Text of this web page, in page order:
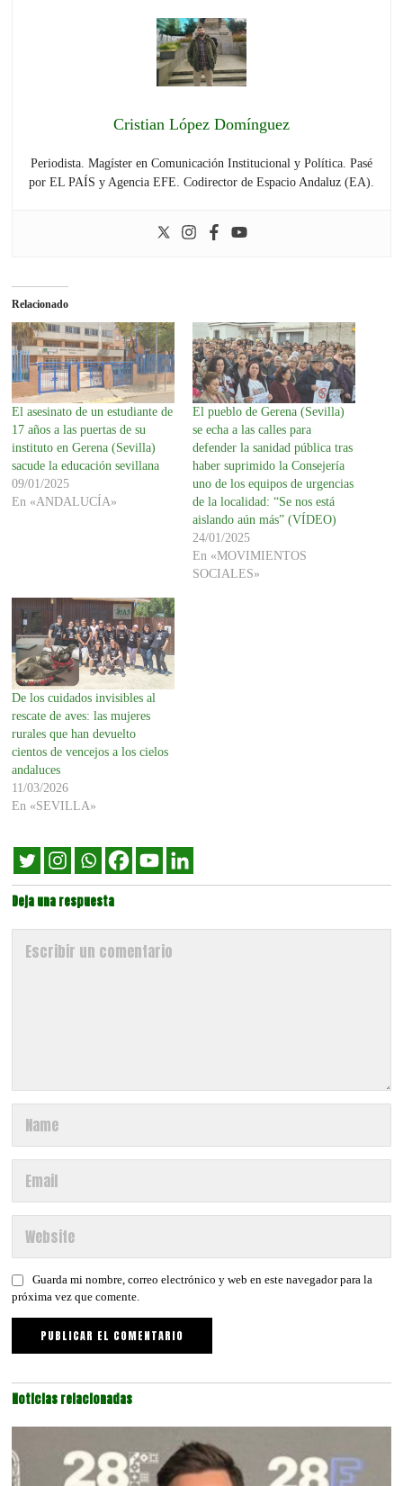
Cristian López Domínguez
Periodista. Magíster en Comunicación Institucional y Política. Pasé
por EL PAÍS y Agencia EFE. Codirector de Espacio Andaluz (EA).
Relacionado
El asesinato de un estudiante de
17 años a las puertas de su
instituto en Gerena (Sevilla)
sacude la educación sevillana
09/01/2025
En «ANDALUCÍA»
El pueblo de Gerena (Sevilla)
se echa a las calles para
defender la sanidad pública tras
haber suprimido la Consejería
uno de los equipos de urgencias
de la localidad: “Se nos está
aislando aún más” (VÍDEO)
24/01/2025
En «MOVIMIENTOS
SOCIALES»
De los cuidados invisibles al
rescate de aves: las mujeres
rurales que han devuelto
cientos de vencejos a los cielos
andaluces
11/03/2026
En «SEVILLA»
Deja una respuesta
Guarda mi nombre, correo electrónico y web en este navegador para la
próxima vez que comente.
Noticias relacionadas